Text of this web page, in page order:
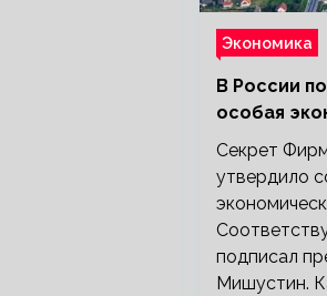
Экономика
В России
особая
Секрет
утвердило
подписал
Мишустин.